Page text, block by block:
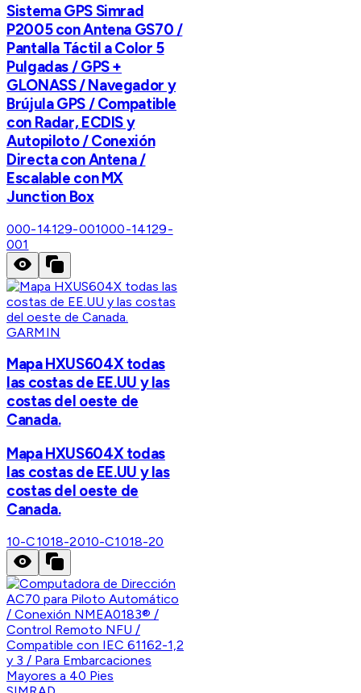
Sistema GPS Simrad
P2005 con Antena GS70 /
Pantalla Táctil a Color 5
Pulgadas / GPS +
GLONASS / Navegador y
Brújula GPS / Compatible
con Radar, ECDIS y
Autopiloto / Conexión
Directa con Antena /
Escalable con MX
Junction Box
000-14129-001000-14129-
001
GARMIN
Mapa HXUS604X todas
las costas de EE.UU y las
costas del oeste de
Canada.
Mapa HXUS604X todas
las costas de EE.UU y las
costas del oeste de
Canada.
10-C1018-2010-C1018-20